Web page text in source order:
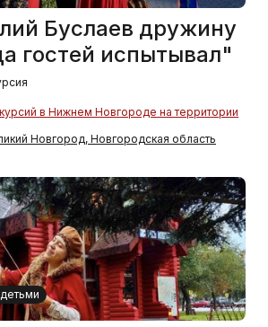
Буслаев дружину
гостей испытывал"
в Нижнем Новгороде на территории
Новгород, Новгородская область